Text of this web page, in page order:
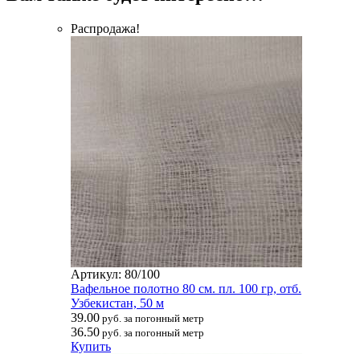
Распродажа!
Артикул: 80/100
Вафельное полотно 80 см. пл. 100 гр, отб.
Узбекистан, 50 м
39.00 руб. за погонный метр
36.50 руб. за погонный метр
Купить